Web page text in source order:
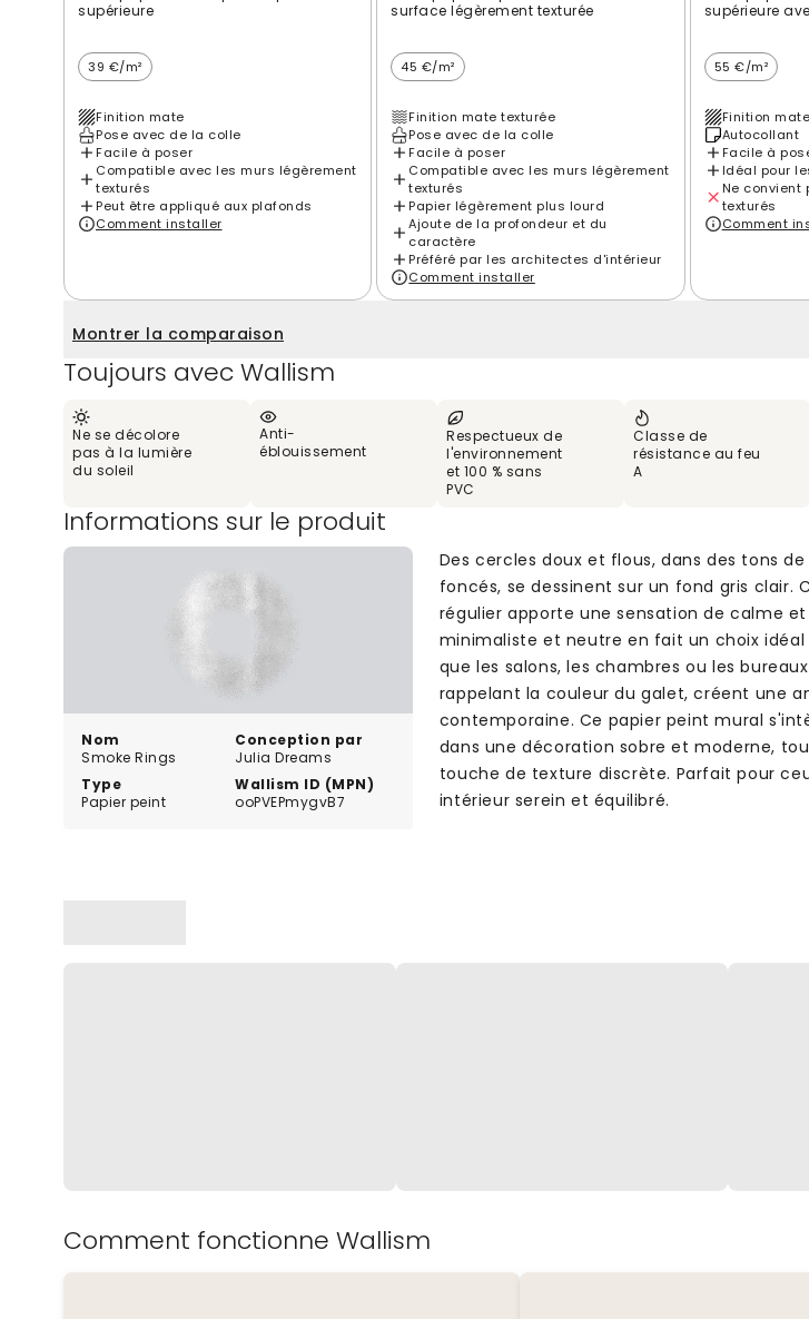
supérieure
39 €/m²
Finition mate
Pose avec de la colle
Facile à poser
Compatible avec les murs légèrement
texturés
Peut être appliqué aux plafonds
Comment installer
surface légèrement texturée
45 €/m²
Finition mate texturée
Pose avec de la colle
Facile à poser
Compatible avec les murs légèrement
texturés
Papier légèrement plus lourd
Ajoute de la profondeur et du
caractère
Préféré par les architectes d'intérieur
Comment installer
supérieure
55 €/m²
Finition mate
Autocollant
Facile à
Idéal pour
Ne convient
texturés
Comment
Montrer la comparaison
Toujours avec Wallism
Ne se décolore
pas à la lumière
du soleil
Anti-
éblouissement
Respectueux de
l'environnement
et 100 % sans
PVC
Classe de
résistance au feu
A
Informations sur le produit
Nom
Smoke Rings
Conception par
Julia Dreams
Type
Papier peint
Wallism ID (MPN)
ooPVEPmygvB7
Des cercles doux et flous, dans des tons
foncés, se dessinent sur un fond gris clair.
régulier apporte une sensation de calme
minimaliste et neutre en fait un choix idéal
que les salons, les chambres ou les
rappelant la couleur du galet, créent une
contemporaine. Ce papier peint mural
dans une décoration sobre et moderne,
touche de texture discrète. Parfait pour
intérieur serein et équilibré.
Comment fonctionne Wallism